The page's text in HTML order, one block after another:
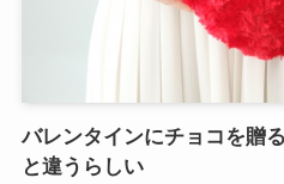
バレンタインにチョコを贈
と違うらしい